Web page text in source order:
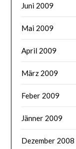
Juni 2009
Mai 2009
April 2009
März 2009
Feber 2009
Jänner 2009
Dezember 2008